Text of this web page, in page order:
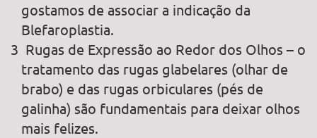
gostamos de associar a indicação da
Blefaroplastia.
Rugas de Expressão ao Redor dos Olhos – o
tratamento das rugas glabelares (olhar de
brabo) e das rugas orbiculares (pés de
galinha) são fundamentais para deixar olhos
mais felizes.